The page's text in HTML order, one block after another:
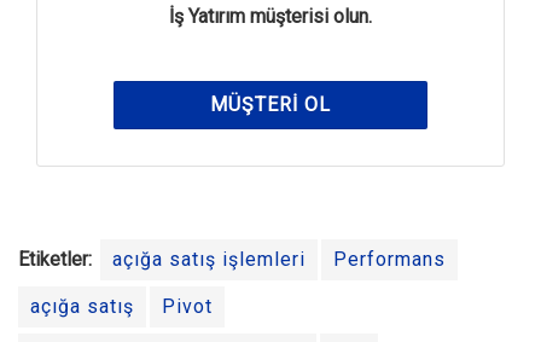
İş Yatırım müşterisi olun.
MÜŞTERI OL
Etiketler: açığa satış işlemleri Performans
açığa satış Pivot